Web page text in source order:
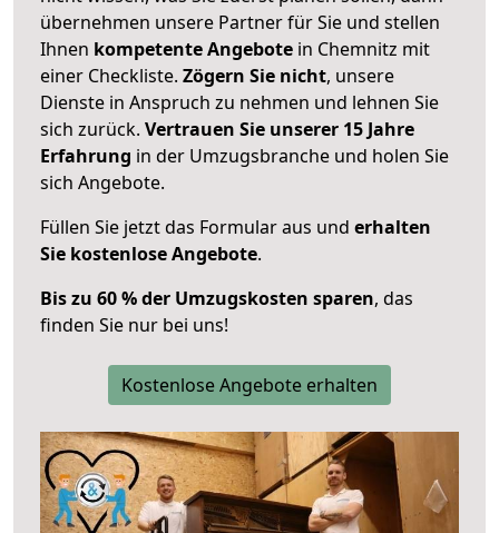
übernehmen unsere Partner für Sie und stellen
Ihnen kompetente Angebote in Chemnitz mit
einer Checkliste. Zögern Sie nicht, unsere
Dienste in Anspruch zu nehmen und lehnen Sie
sich zurück. Vertrauen Sie unserer 15 Jahre
Erfahrung in der Umzugsbranche und holen Sie
sich Angebote.
Füllen Sie jetzt das Formular aus und erhalten
Sie kostenlose Angebote.
Bis zu 60 % der Umzugskosten sparen, das
finden Sie nur bei uns!
Kostenlose Angebote erhalten